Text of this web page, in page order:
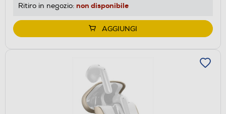
Ritiro in negozio: non disponibile
AGGIUNGI